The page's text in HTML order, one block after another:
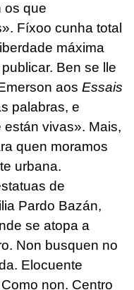
os que
Fíxoo cunha total
máxima
Ben se lle
aos Essais
palabras, e
vivas». Mais,
quen moramos
urbana.
de
Pardo Bazán,
se atopa a
Non busquen no
Elocuente
non. Centro